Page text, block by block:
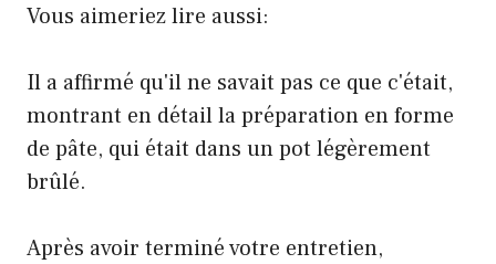
Vous aimeriez lire aussi:
Il a affirmé qu'il ne savait pas ce que c'était,
montrant en détail la préparation en forme
de pâte, qui était dans un pot légèrement
brûlé.
Après avoir terminé votre entretien,